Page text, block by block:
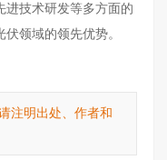
进技术研发等多方面的
领域的领先优势。
注明出处、作者和